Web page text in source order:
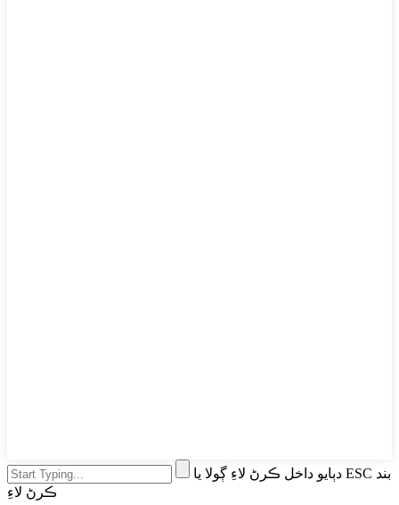
دٻايو داخل ڪرڻ لاءِ ڳولا يا ESC بند
ڪرڻ لاءِ